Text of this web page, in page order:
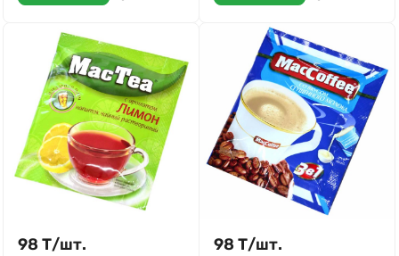
98 Т/шт. 98 Т/шт.